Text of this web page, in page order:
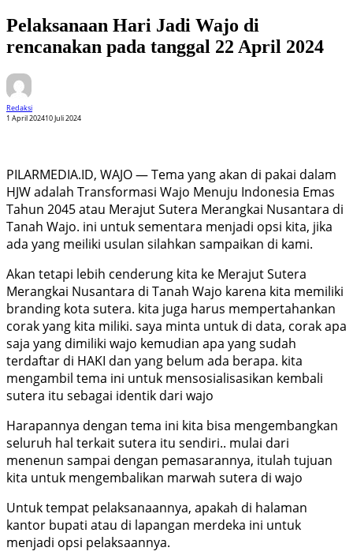
Pelaksanaan Hari Jadi Wajo di
rencanakan pada tanggal 22 April 2024
Redaksi
1 April 202410 Juli 2024
PILARMEDIA.ID, WAJO — Tema yang akan di pakai dalam
HJW adalah Transformasi Wajo Menuju Indonesia Emas
Tahun 2045 atau Merajut Sutera Merangkai Nusantara di
Tanah Wajo. ini untuk sementara menjadi opsi kita, jika
ada yang meiliki usulan silahkan sampaikan di kami.
Akan tetapi lebih cenderung kita ke Merajut Sutera
Merangkai Nusantara di Tanah Wajo karena kita memiliki
branding kota sutera. kita juga harus mempertahankan
corak yang kita miliki. saya minta untuk di data, corak apa
saja yang dimiliki wajo kemudian apa yang sudah
terdaftar di HAKI dan yang belum ada berapa. kita
mengambil tema ini untuk mensosialisasikan kembali
sutera itu sebagai identik dari wajo
Harapannya dengan tema ini kita bisa mengembangkan
seluruh hal terkait sutera itu sendiri.. mulai dari
menenun sampai dengan pemasarannya, itulah tujuan
kita untuk mengembalikan marwah sutera di wajo
Untuk tempat pelaksanaannya, apakah di halaman
kantor bupati atau di lapangan merdeka ini untuk
menjadi opsi pelaksaannya.